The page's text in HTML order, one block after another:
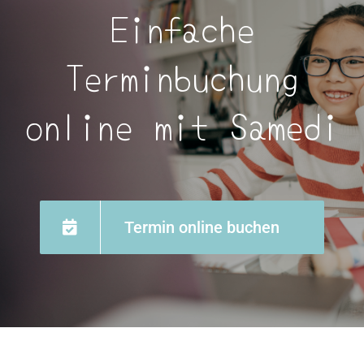
Einfache
Terminbuchung
online mit Samedi
Termin online buchen